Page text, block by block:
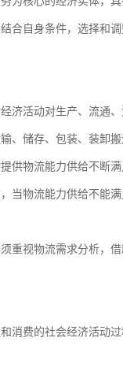
合自身条件，选择和
活动对生产、流通、
、储存、包装、装卸
物流能力供给不断满
当物流能力供给不能
视物流需求分析，借
费的社会经济活动过